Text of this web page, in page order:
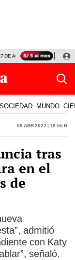
7 DE AGOSTO OLLANTA
SOCIEDAD MUNDO
09 Abr 2022 | 18:55 h
tras
en el
de
admitió
con Katy
señaló.